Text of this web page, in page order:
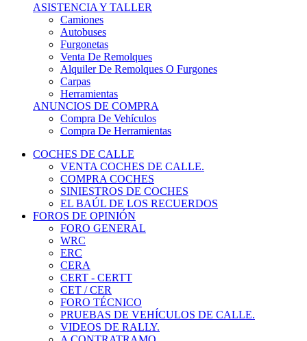
Camiones
Autobuses
Furgonetas
Venta De Remolques
Alquiler De Remolques O Furgones
Carpas
Herramientas
ANUNCIOS DE COMPRA
Compra De Vehículos
Compra De Herramientas
COCHES DE CALLE
VENTA COCHES DE CALLE.
COMPRA COCHES
SINIESTROS DE COCHES
EL BAÚL DE LOS RECUERDOS
FOROS DE OPINIÓN
FORO GENERAL
WRC
ERC
CERA
CERT - CERTT
CET / CER
FORO TÉCNICO
PRUEBAS DE VEHÍCULOS DE CALLE.
VIDEOS DE RALLY.
A CONTRATRAMO
TIENDA ONLINE